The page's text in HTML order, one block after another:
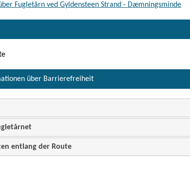
Fugletårn ved Gyldensteen Strand - Dæmningsminde
über Barrierefreiheit
entlang der Route